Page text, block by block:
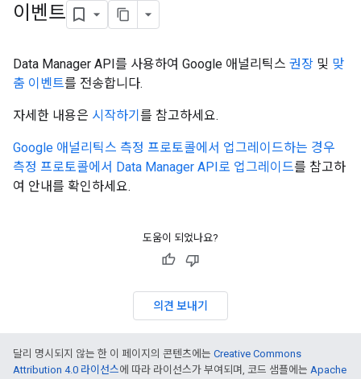
이벤트
Data Manager API를 사용하여 Google 애널리틱스 권장 및 맞
춤 이벤트를 전송합니다.
자세한 내용은 시작하기 를 참고하세요.
Google 애널리틱스 측정 프로토콜에서 업그레이드하는 경우
측정 프로토콜에서 Data Manager API로 업그레이드를 참고하
여 안내를 확인하세요.
도움이 되었나요?
의견 보내기
달리 명시되지 않는 한 이 페이지의 콘텐츠에는 Creative Commons
Attribution 4.0 라이선스에 따라 라이선스가 부여되며, 코드 샘플에는 Apache